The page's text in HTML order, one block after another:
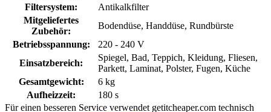
Filtersystem:
Antikalkfilter
Mitgeliefertes
Zubehör:
Bodendüse, Handdüse, Rundbürste
Betriebsspannung:
220 - 240 V
Einsatzbereich:
Spiegel, Bad, Teppich, Kleidung, Fliesen,
Parkett, Laminat, Polster, Fugen, Küche
Gesamtgewicht:
6 kg
Aufheizzeit:
180 s
Für einen besseren Service verwendet getitcheaper.com technisch